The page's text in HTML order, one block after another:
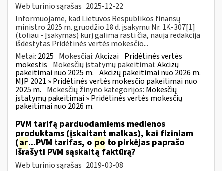
Web turinio sąrašas 2025-12-22
Informuojame, kad Lietuvos Respublikos finansų
ministro 2025 m. gruodžio 18 d. įsakymu Nr. 1K-307[1]
(toliau - Įsakymas) kurį galima rasti čia, nauja redakcija
išdėstytas Pridėtinės vertės mokesčio...
Metai: 2025 Mokesčiai:Akcizai Pridėtinės vertės
mokestis Mokesčių įstatymų pakeitimai:Akcizų
pakeitimai nuo 2025 m. Akcizų pakeitimai nuo 2026 m.
MĮP 2021 » Pridėtinės vertės mokesčio pakeitimai nuo
2025 m. Mokesčių žinyno kategorijos: Mokesčių
įstatymų pakeitimai » Pridėtinės vertės mokesčių
pakeitimai nuo 2026 m.
PVM tarifą parduodamiems medienos
produktams (įskaitant malkas), kai fiziniam
(ar...PVM tarifas, o po to pirkėjas paprašo
išrašyti PVM sąskaitą faktūrą?
Web turinio sąrašas 2019-03-08